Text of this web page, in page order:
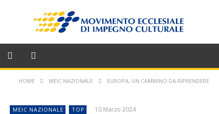
HOME MEIC NAZIONALE EUROPA, UN CAMMINO DA RIPRENDERE
MEIC NAZIONALE TOP 10 Marzo 2024